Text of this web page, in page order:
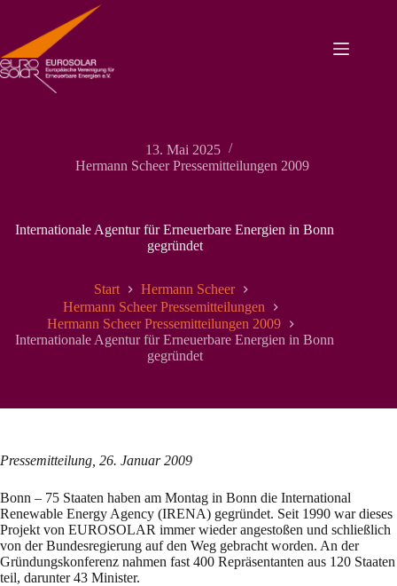
springen
13. Mai 2025
Hermann Scheer Pressemitteilungen 2009
Internationale Agentur für Erneuerbare Energien in Bonn
gegründet
Start
Hermann Scheer
Hermann Scheer Pressemitteilungen
Hermann Scheer Pressemitteilungen 2009
Internationale Agentur für Erneuerbare Energien in Bonn
gegründet
Pressemitteilung, 26. Januar 2009
Bonn – 75 Staaten haben am Montag in Bonn die International
Renewable Energy Agency (IRENA) gegründet. Seit 1990 war dieses
Projekt von EUROSOLAR immer wieder angestoßen und schließlich
von der Bundesregierung auf den Weg gebracht worden. An der
Gründungskonferenz nahmen fast 400 Repräsentanten aus 120 Staaten
teil, darunter 43 Minister.